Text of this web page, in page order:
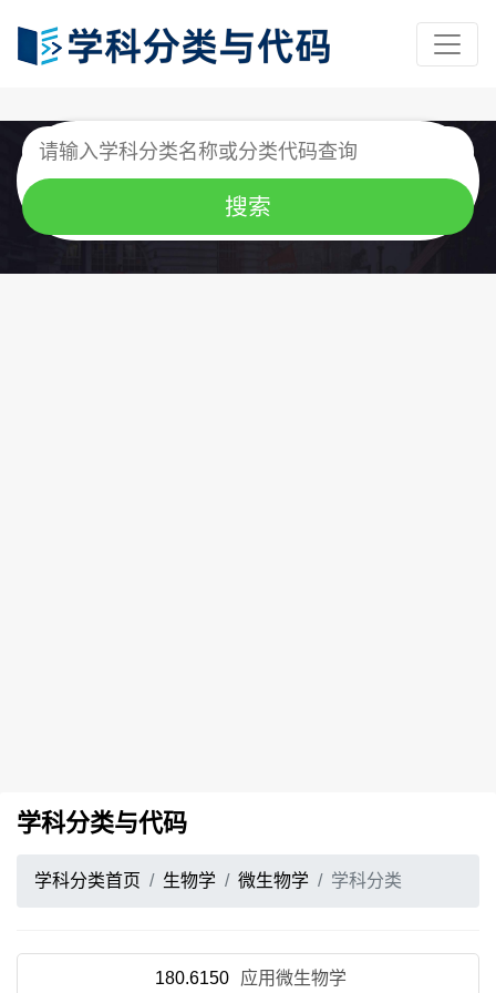
学科分类与代码
学科分类首页 生物学 微生物学 学科分类
180.6150 应用微生物学